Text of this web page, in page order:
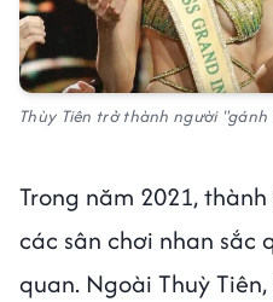
Thùy Tiên trở thành người
Trong năm 2021,
các sân chơi nhan sắc
quan. Ngoài Thuỳ